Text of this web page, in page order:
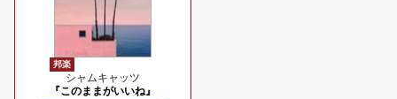
邦楽
シャムキャッツ
『このままがいいね』